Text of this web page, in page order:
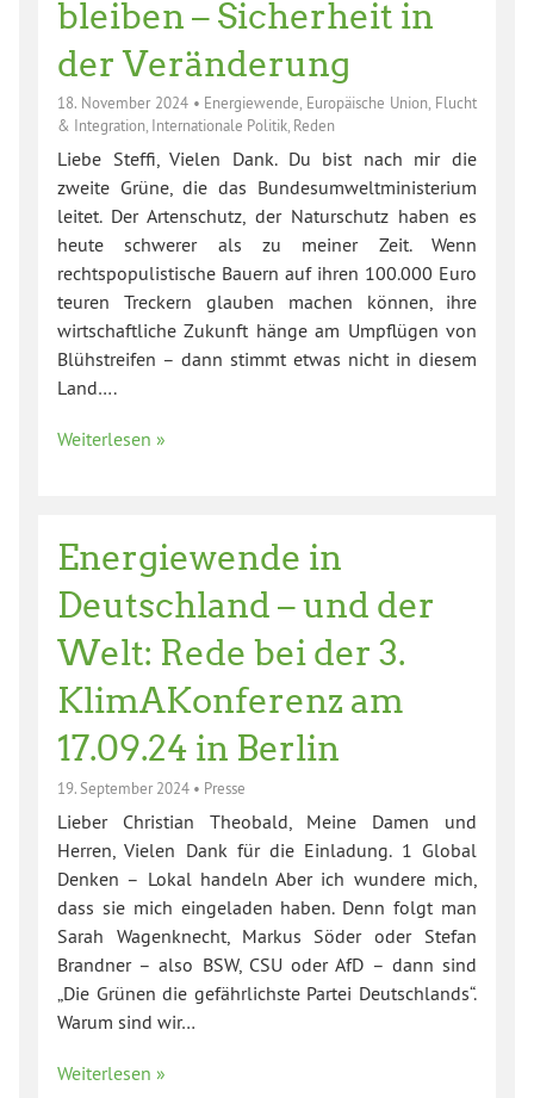
bleiben – Sicherheit in
der Veränderung
18. November 2024• Energiewende Europäische Union Flucht
& Integration Internationale Politik Reden
Liebe Steffi, Vielen Dank. Du bist nach mir die
zweite Grüne, die das Bundesumweltministerium
leitet. Der Artenschutz, der Naturschutz haben es
heute schwerer als zu meiner Zeit. Wenn
rechtspopulistische Bauern auf ihren 100.000 Euro
teuren Treckern glauben machen können, ihre
wirtschaftliche Zukunft hänge am Umpflügen von
Blühstreifen – dann stimmt etwas nicht in diesem
Land….
Weiterlesen »
Energiewende in
Deutschland – und der
Welt: Rede bei der 3.
KlimAKonferenz am
17.09.24 in Berlin
19. September 2024 • Presse
Lieber Christian Theobald, Meine Damen und
Herren, Vielen Dank für die Einladung. 1 Global
Denken – Lokal handeln Aber ich wundere mich,
dass sie mich eingeladen haben. Denn folgt man
Sarah Wagenknecht, Markus Söder oder Stefan
Brandner – also BSW, CSU oder AfD – dann sind
„Die Grünen die gefährlichste Partei Deutschlands“.
Warum sind wir…
Weiterlesen »